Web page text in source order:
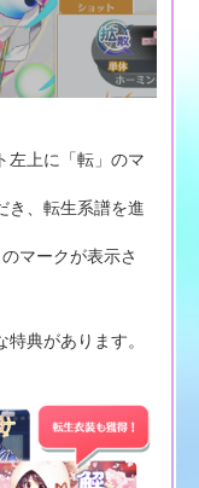
左上に「転」のマ
き、転生系譜を進
マークが表示さ
典があります。